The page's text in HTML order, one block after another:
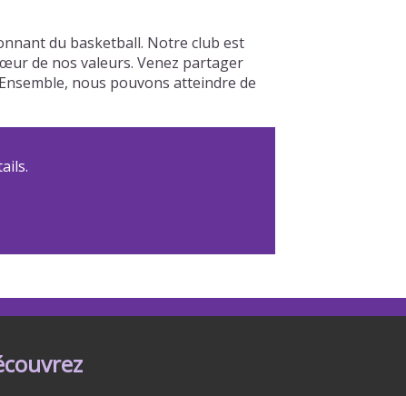
du basketball. Notre club est
de nos valeurs. Venez partager
nous pouvons atteindre de